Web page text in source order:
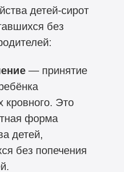
детей-сирот
без
— принятие
кровного. Это
форма
детей,
без попечения